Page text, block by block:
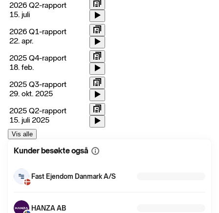
2026 Q2-rapport
15. juli
2026 Q1-rapport
22. apr.
2025 Q4-rapport
18. feb.
2025 Q3-rapport
29. okt. 2025
2025 Q2-rapport
15. juli 2025
Vis alle
Kunder besøkte også Vis
Fast Ejendom Danmark A/S
HANZA AB